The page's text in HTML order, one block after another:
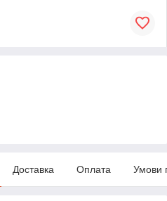
Доставка Оплата Умови